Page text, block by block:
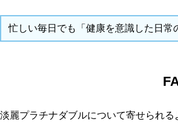
忙しい毎日でも「健康を意識した日常
淡麗プラチナダブルについて寄せられ